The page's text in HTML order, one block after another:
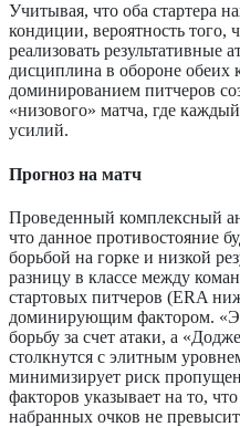
Учитывая, что оба стартера
кондиции, вероятность того,
реализовать результативные
дисциплина в обороне обеих
доминированием питчеров
«низового» матча, где
усилий.
Прогноз на матч
Проведенный комплексный
что данное противостояние
борьбой на горке и низкой
разницу в классе между
стартовых питчеров (ERA
доминирующим фактором.
борьбу за счет атаки, а
столкнутся с элитным
минимизирует риск
факторов указывает на то,
набранных очков не